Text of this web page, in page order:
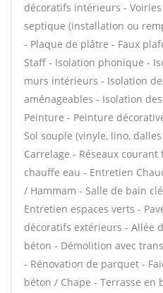
décoratifs intérieurs - Voiries
septique (installation ou
- Plaque de plâtre - Faux
Staff - Isolation phonique -
murs intérieurs - Isolation
aménageables - Isolation
Peinture - Peinture
Sol souple (vinyle, lino, dalles
Carrelage - Réseaux
chauffe eau - Entretien
/ Hammam - Salle de bain
Entretien espaces verts -
décoratifs extérieurs - Allée
béton - Démolition avec
- Rénovation de parquet -
béton / Chape - Terrasse en